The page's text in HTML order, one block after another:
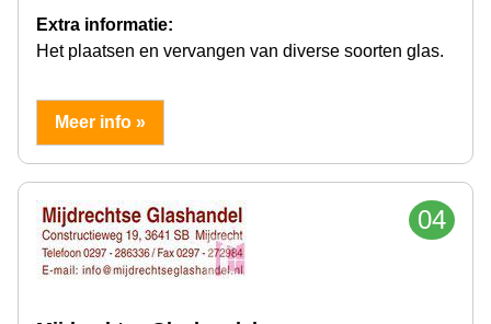
Extra informatie:
Het plaatsen en vervangen van diverse soorten glas.
Meer info »
04